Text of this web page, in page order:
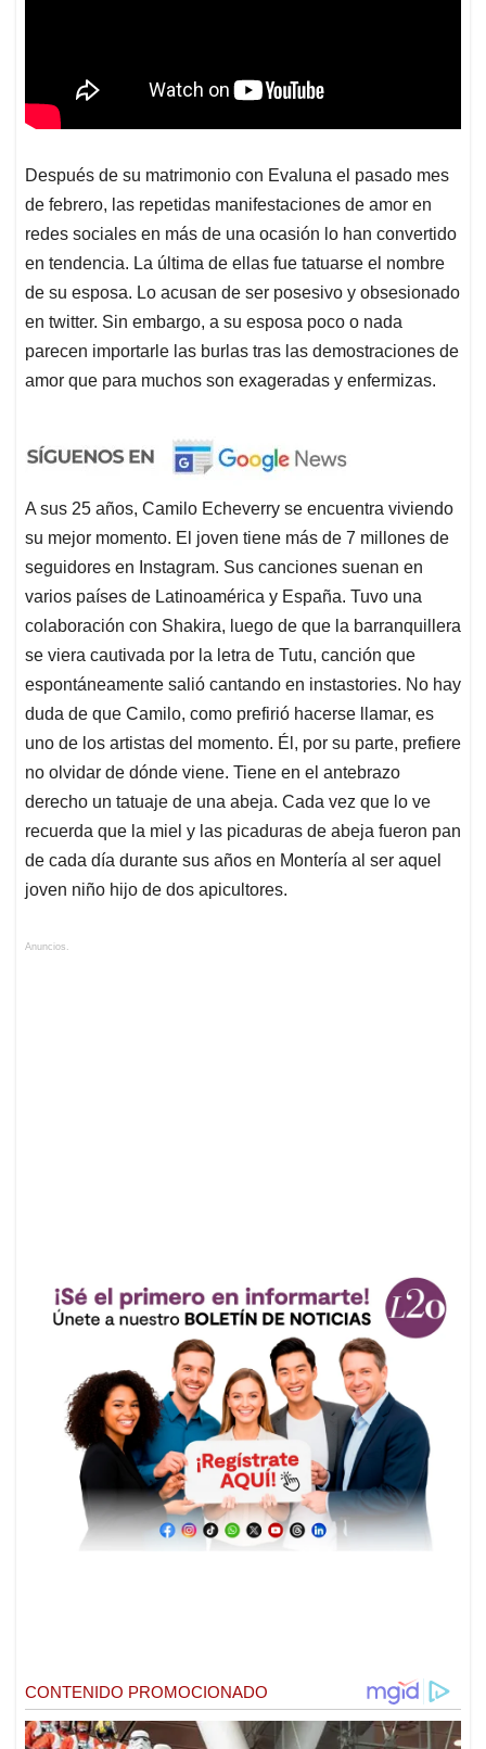
Después de su matrimonio con Evaluna el pasado mes
de febrero, las repetidas manifestaciones de amor en
redes sociales en más de una ocasión lo han convertido
en tendencia. La última de ellas fue tatuarse el nombre
de su esposa. Lo acusan de ser posesivo y obsesionado
en twitter. Sin embargo, a su esposa poco o nada
parecen importarle las burlas tras las demostraciones de
amor que para muchos son exageradas y enfermizas.
A sus 25 años, Camilo Echeverry se encuentra viviendo
su mejor momento. El joven tiene más de 7 millones de
seguidores en Instagram. Sus canciones suenan en
varios países de Latinoamérica y España. Tuvo una
colaboración con Shakira, luego de que la barranquillera
se viera cautivada por la letra de Tutu, canción que
espontáneamente salió cantando en instastories. No hay
duda de que Camilo, como prefirió hacerse llamar, es
uno de los artistas del momento. Él, por su parte, prefiere
no olvidar de dónde viene. Tiene en el antebrazo
derecho un tatuaje de una abeja. Cada vez que lo ve
recuerda que la miel y las picaduras de abeja fueron pan
de cada día durante sus años en Montería al ser aquel
joven niño hijo de dos apicultores.
Anuncios.